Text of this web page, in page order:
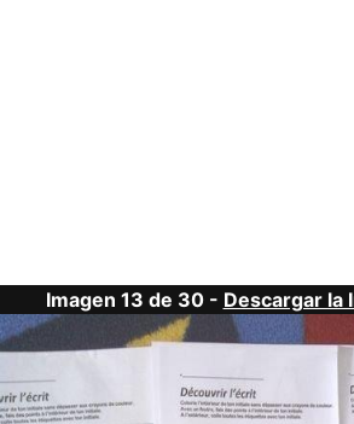
Imagen 13 de 30 - Descargar la